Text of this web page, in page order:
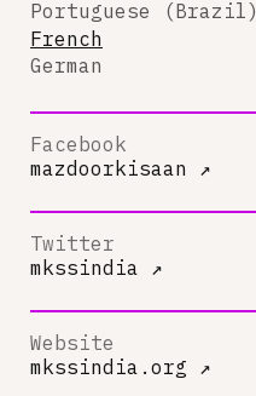
Portuguese (Brazil)
French
German
Facebook
mazdoorkisaan ↗
Twitter
mkssindia ↗
Website
mkssindia.org ↗